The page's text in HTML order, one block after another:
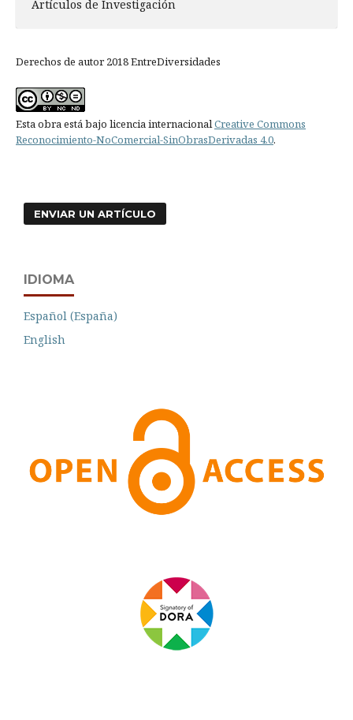
Artículos de Investigación
Derechos de autor 2018 EntreDiversidades
Esta obra está bajo licencia internacionalCreative Commons
Reconocimiento-NoComercial-SinObrasDerivadas 4.0.
ENVIAR UN ARTÍCULO
IDIOMA
Español (España)
English